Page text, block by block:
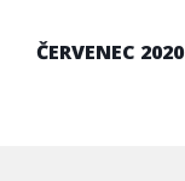
ČERVENEC 2020